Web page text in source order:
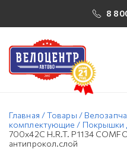
8
Главная /Товары /
комплектующие / Покрышки
700х42C H.R.T. P1134
антипрокол.слой